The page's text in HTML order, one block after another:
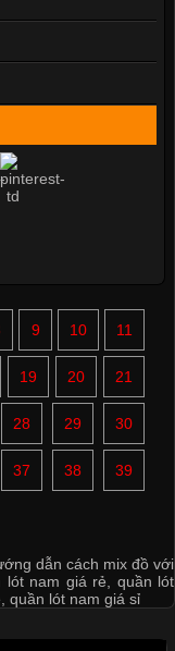
9 10 11
19 20 21
28 29 30
37 38 39
dẫn cách mix đồ với
lót nam giá rẻ
quần lót
quần lót nam giá sỉ